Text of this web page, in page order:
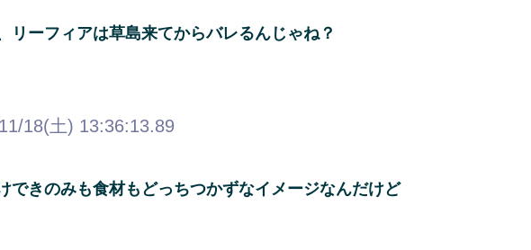
リーフィアは草島来てからバレるんじゃね？
18(土) 13:36:13.89
できのみも食材もどっちつかずなイメージなんだけど